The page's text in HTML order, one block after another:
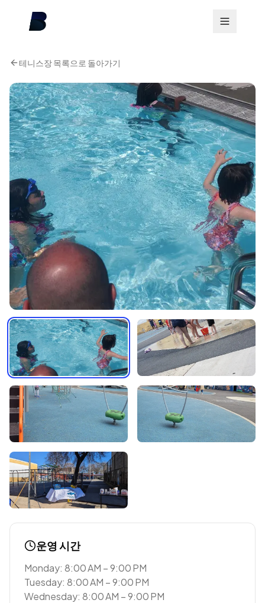
테니스장 목록으로 돌아가기
운영 시간
Monday: 8:00 AM – 9:00 PM
Tuesday: 8:00 AM – 9:00 PM
Wednesday: 8:00 AM – 9:00 PM